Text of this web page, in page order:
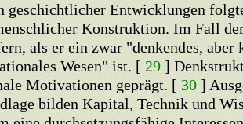
geschichtlicher Entwicklungen
Konstruktion. Im Fall
als er ein zwar "denkendes, aber
Wesen" ist. [ 29 ]
Motivationen geprägt. [ 30 ]
bilden Kapital, Technik und